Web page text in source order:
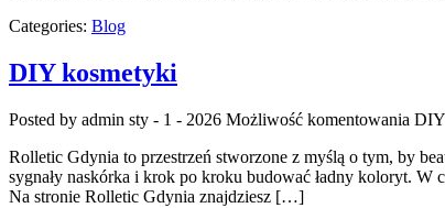
Categories: Blog
DIY kosmetyki
Posted by admin sty - 1 - 2026 Możliwość komentowania
Rolletic Gdynia to przestrzeń stworzone z myślą o tym, by
sygnały naskórka i krok po kroku budować ładny koloryt.
Na stronie Rolletic Gdynia znajdziesz […]